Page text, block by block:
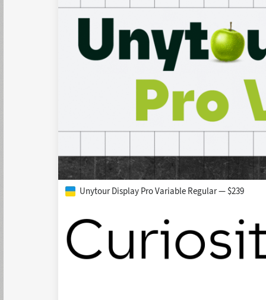
Unytour Display Pro Variable Regular — $239